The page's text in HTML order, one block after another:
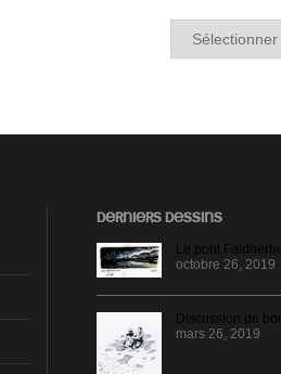
Tous
les
DERNIERS DESSINS
Le pont
octobre 26, 2019
Discussion de
mars 26, 2019